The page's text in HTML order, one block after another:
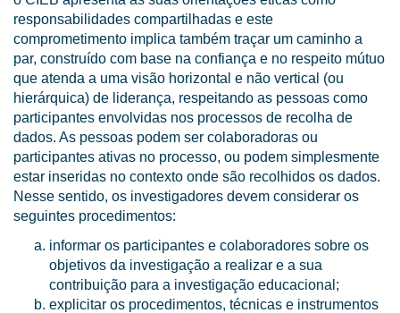
responsabilidades compartilhadas e este
comprometimento implica também traçar um caminho a
par, construído com base na confiança e no respeito mútuo
que atenda a uma visão horizontal e não vertical (ou
hierárquica) de liderança, respeitando as pessoas como
participantes envolvidas nos processos de recolha de
dados. As pessoas podem ser colaboradoras ou
participantes ativas no processo, ou podem simplesmente
estar inseridas no contexto onde são recolhidos os dados.
Nesse sentido, os investigadores devem considerar os
seguintes procedimentos:
informar os participantes e colaboradores sobre os
objetivos da investigação a realizar e a sua
contribuição para a investigação educacional;
explicitar os procedimentos, técnicas e instrumentos